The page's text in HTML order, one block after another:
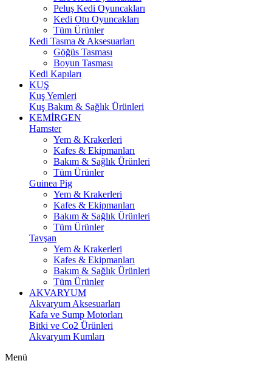
Peluş Kedi Oyuncakları
Kedi Otu Oyuncakları
Tüm Ürünler
Kedi Tasma & Aksesuarları
Göğüs Tasması
Boyun Tasması
Kedi Kapıları
KUŞ
Kuş Yemleri
Kuş Bakım & Sağlık Ürünleri
KEMİRGEN
Hamster
Yem & Krakerleri
Kafes & Ekipmanları
Bakım & Sağlık Ürünleri
Tüm Ürünler
Guinea Pig
Yem & Krakerleri
Kafes & Ekipmanları
Bakım & Sağlık Ürünleri
Tüm Ürünler
Tavşan
Yem & Krakerleri
Kafes & Ekipmanları
Bakım & Sağlık Ürünleri
Tüm Ürünler
AKVARYUM
Akvaryum Aksesuarları
Kafa ve Sump Motorları
Bitki ve Co2 Ürünleri
Akvaryum Kumları
Menü